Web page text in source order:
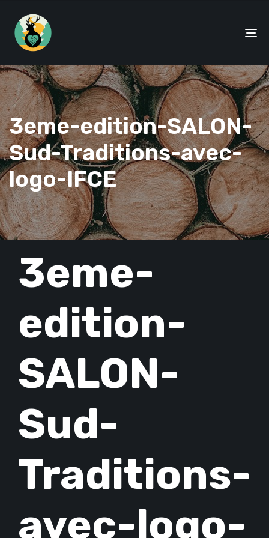
3eme-edition-SALON-
Sud-Traditions-avec-
logo-IFCE
IN:
3eme-
edition-
SALON-
Sud-
Traditions-
avec-logo-